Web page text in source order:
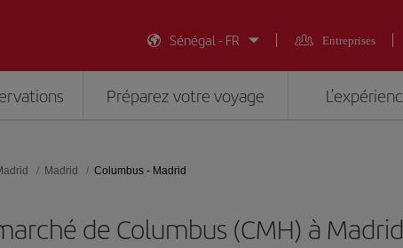
Sénégal - FR
Entreprises
Préparez votre voyage
Madrid Columbus - Madrid
de Columbus (CMH) à